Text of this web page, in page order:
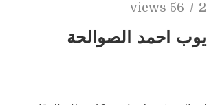
56 views
احمد الصوالحة